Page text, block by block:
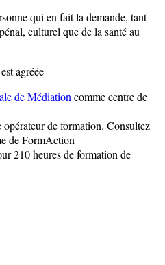
qui en fait la demande, tant
culturel que de la santé au
agréée
de Médiationcomme centre de
opérateur de formation. Consultez
de FormAction
210 heures de formation de